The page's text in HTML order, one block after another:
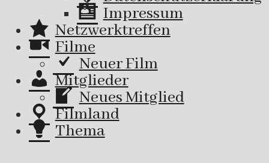
Impressum
Netzwerktreffen
Filme
Neuer Film
Mitglieder
Neues Mitglied
Filmland
Thema